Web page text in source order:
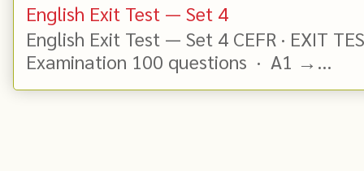
English Exit Test — Set 4
English Exit Test — Set 4 CEFR · EXIT
Examination 100 questions · A1 →...